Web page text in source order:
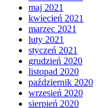
maj 2021
kwiecień 2021
marzec 2021
luty 2021
styczeń 2021
grudzień 2020
listopad 2020
październik 2020
wrzesień 2020
sierpień 2020